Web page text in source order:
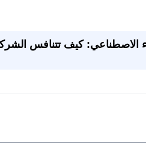
الاصطناعي: كيف تتنافس